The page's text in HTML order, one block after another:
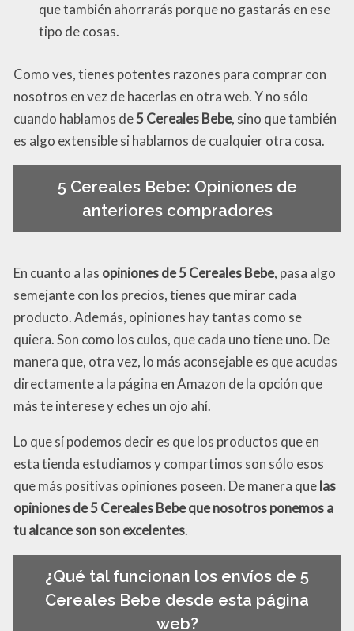
que también ahorrarás porque no gastarás en ese
tipo de cosas.
Como ves, tienes potentes razones para comprar con
nosotros en vez de hacerlas en otra web. Y no sólo
cuando hablamos de5 Cereales Bebe, sino que también
es algo extensible si hablamos de cualquier otra cosa.
5 Cereales Bebe: Opiniones de
anteriores compradores
En cuanto a las opiniones de 5 Cereales Bebe, pasa algo
semejante con los precios, tienes que mirar cada
producto. Además, opiniones hay tantas como se
quiera. Son como los culos, que cada uno tiene uno. De
manera que, otra vez, lo más aconsejable es que acudas
directamente a la página en Amazon de la opción que
más te interese y eches un ojo ahí.
Lo que sí podemos decir es que los productos que en
esta tienda estudiamos y compartimos son sólo esos
que más positivas opiniones poseen. De manera quelas
opiniones de 5 Cereales Bebe que nosotros ponemos a
tu alcance son son excelentes.
¿Qué tal funcionan los envíos de 5
Cereales Bebe desde esta página
web?